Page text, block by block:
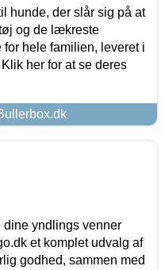
hunde, der slår sig på at
og de lækreste
hele familien, leveret i
her for at se deres
yndlings venner
et komplet udvalg af
godhed, sammen med